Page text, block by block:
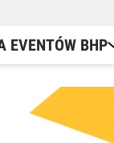
EVENTÓW BHP
bezpieczeństwa